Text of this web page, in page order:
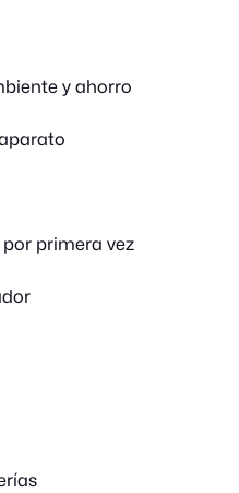
y ahorro
primera vez